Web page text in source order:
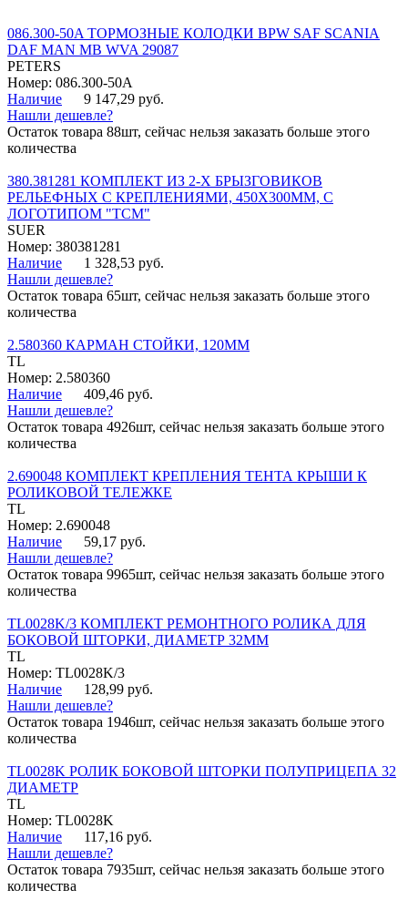
086.300-50A ТОРМОЗНЫЕ КОЛОДКИ BPW SAF SCANIA
DAF MAN MB WVA 29087
PETERS
Номер: 086.300-50A
Наличие
9 147,29 руб.
Нашли дешевле?
Остаток товара 88шт, сейчас нельзя заказать больше этого
количества
380.381281 КОМПЛЕКТ ИЗ 2-Х БРЫЗГОВИКОВ
РЕЛЬЕФНЫХ С КРЕПЛЕНИЯМИ, 450Х300ММ, С
ЛОГОТИПОМ "ТСМ"
SUER
Номер: 380381281
Наличие
1 328,53 руб.
Нашли дешевле?
Остаток товара 65шт, сейчас нельзя заказать больше этого
количества
2.580360 КАРМАН СТОЙКИ, 120ММ
TL
Номер: 2.580360
Наличие
409,46 руб.
Нашли дешевле?
Остаток товара 4926шт, сейчас нельзя заказать больше этого
количества
2.690048 КОМПЛЕКТ КРЕПЛЕНИЯ ТЕНТА КРЫШИ К
РОЛИКОВОЙ ТЕЛЕЖКЕ
TL
Номер: 2.690048
Наличие
59,17 руб.
Нашли дешевле?
Остаток товара 9965шт, сейчас нельзя заказать больше этого
количества
TL0028K/3 КОМПЛЕКТ РЕМОНТНОГО РОЛИКА ДЛЯ
БОКОВОЙ ШТОРКИ, ДИАМЕТР 32ММ
TL
Номер: TL0028K/3
Наличие
128,99 руб.
Нашли дешевле?
Остаток товара 1946шт, сейчас нельзя заказать больше этого
количества
TL0028K РОЛИК БОКОВОЙ ШТОРКИ ПОЛУПРИЦЕПА 32
ДИАМЕТР
TL
Номер: TL0028K
Наличие
117,16 руб.
Нашли дешевле?
Остаток товара 7935шт, сейчас нельзя заказать больше этого
количества